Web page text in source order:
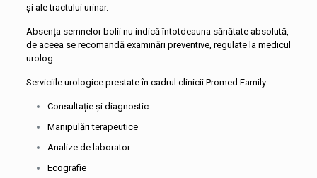
și ale tractului urinar.
Absența semnelor bolii nu indică întotdeauna sănătate absolută,
de aceea se recomandă examinări preventive, regulate la medicul
urolog.
Serviciile urologice prestate în cadrul clinicii Promed Family:
Consultație și diagnostic
Manipulări terapeutice
Analize de laborator
Ecografie